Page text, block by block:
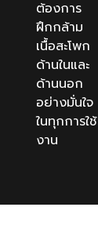
ต้องการ
ฝึกกล้าม
เนื้อสะโพก
ด้านในและ
ด้านนอก
อย่างมั่นใจ
ในทุกการใช้
งาน